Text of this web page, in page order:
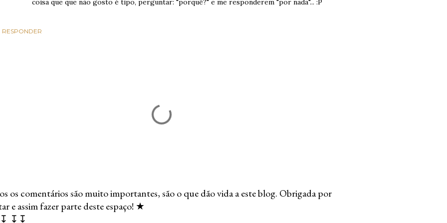
RESPONDER
coisa que que não gosto é tipo, perguntar: "porquê?" e me responderem "por nada"... :P
os comentários são muito importantes, são o que dão vida a este blog. Obrigada por
e assim fazer parte deste espaço! ★
↧↧